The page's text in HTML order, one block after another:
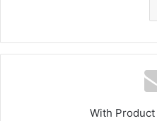
With Product